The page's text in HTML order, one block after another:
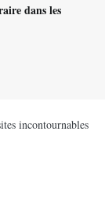
dans les
incontournables